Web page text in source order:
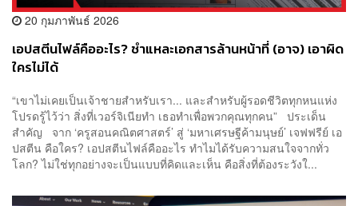
20 กุมภาพันธ์ 2026
เอปสตีนไฟล์คืออะไร? ชำแหละเอกสารล้านหน้าที่ (อาจ) เอาผิด
ใครไม่ได้
“เขาไม่เคยเป็นเจ้าชายสำหรับเรา... และสำหรับผู้รอดชีวิตทุกหนแห่ง
โปรดรู้ไว้ว่า สิ่งที่เวอร์จิเนียทำ เธอทำเพื่อพวกคุณทุกคน” ประเด็น
สำคัญ จาก ‘ครูสอนคณิตศาสตร์’ สู่ ‘มหาเศรษฐีค้ามนุษย์’ เจฟฟรีย์ เอ
ปสตีน คือใคร? เอปสตีนไฟล์คืออะไร ทำไมได้รับความสนใจจากทั่ว
โลก? ไม่ใช่ทุกอย่างจะเป็นแบบที่คิดและเห็น คือสิ่งที่ต้องระวังใ...